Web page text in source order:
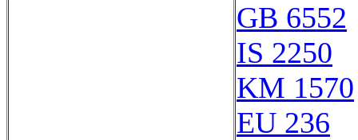
GB 6552
IS 2250
KM 1570
EU 236